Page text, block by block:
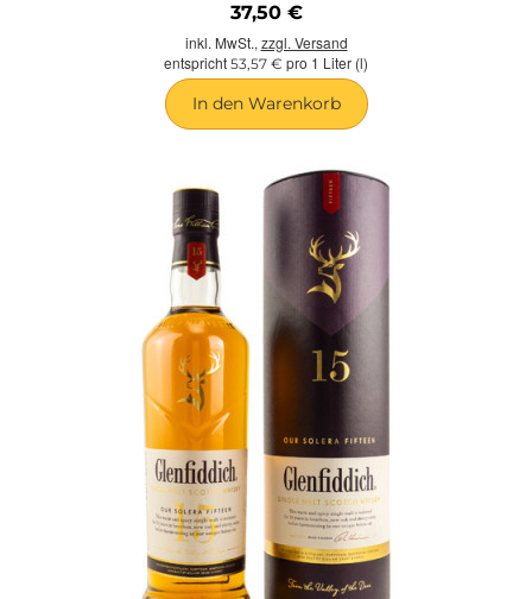
37,50 €
inkl. MwSt., zzgl. Versand
entspricht 53,57 € pro 1 Liter (l)
In den Warenkorb